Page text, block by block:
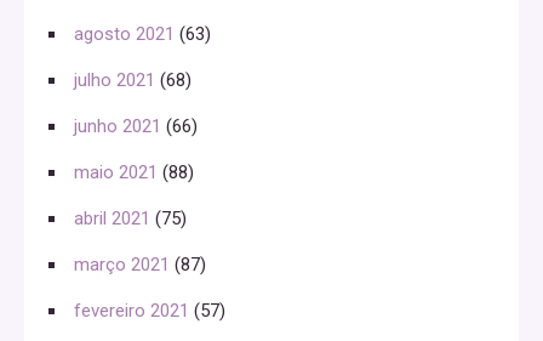
agosto 2021 (63)
julho 2021 (68)
junho 2021 (66)
maio 2021 (88)
abril 2021 (75)
março 2021 (87)
fevereiro 2021 (57)